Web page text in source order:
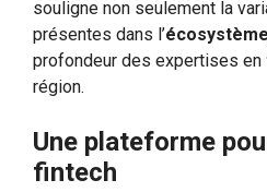
souligne non seulement la
présentes dans l’écosystème
profondeur des expertises en
région.
Une plateforme
fintech